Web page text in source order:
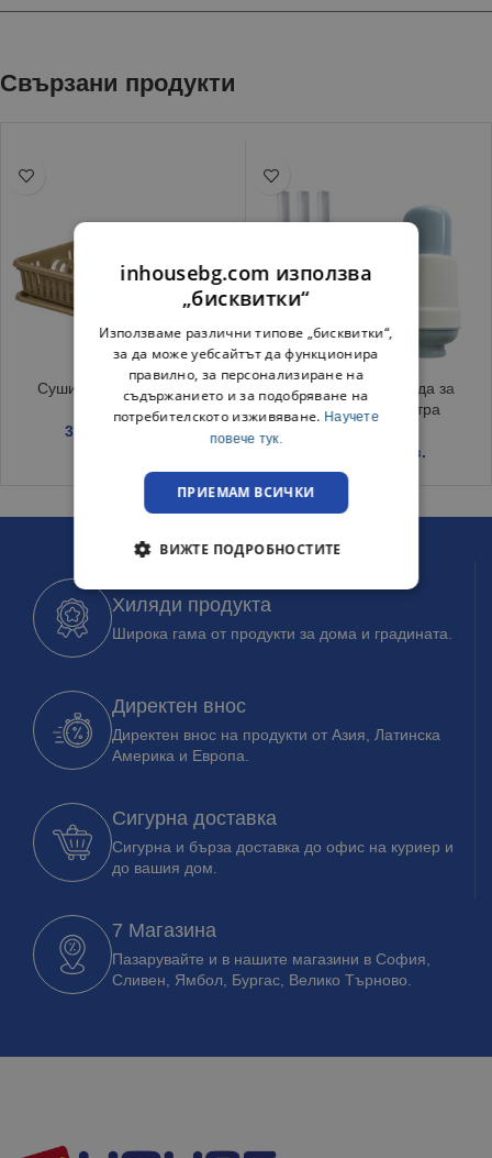
Свързани продукти
Сушилник за чинии Беж
3.99
Ръчна помпа за вода за
бутилки до 11 литра
/ 6.55 лв.
Хиляди продукта
Широка гама от продукти за дома и градината.
Директен внос
Директен внос на продукти от Азия, Латинска
Америка и Европа.
Сигурна доставка
Сигурна и бърза доставка до офис на куриер и
до вашия дом.
7 Магазина
Пазарувайте и в нашите магазини в София,
Сливен, Ямбол, Бургас, Велико Търново.
inhousebg.com използва
„бисквитки“
Използваме различни типове „бисквитки“,
за да може уебсайтът да функционира
правилно, за персонализиране на
съдържанието и за подобряване на
потребителското изживяване. Научете
повече тук.
ПРИЕМАМ ВСИЧКИ
ВИЖТЕ ПОДРОБНОСТИТЕ